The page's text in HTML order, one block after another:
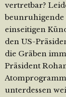
vertretbar?
beunruhigende
einseitigen
den US-
die Gräben
Präsident
unterdessen